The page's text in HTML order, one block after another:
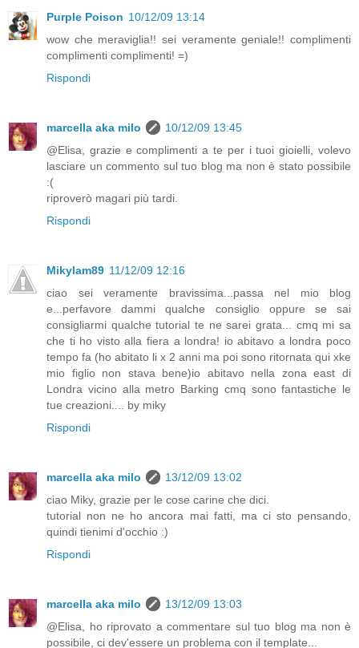
Purple Poison 10/12/09 13:14
wow che meraviglia!! sei veramente geniale!! complimenti
complimenti complimenti! =)
Rispondi
marcella aka milo
10/12/09 13:45
@Elisa, grazie e complimenti a te per i tuoi gioielli, volevo
lasciare un commento sul tuo blog ma non è stato possibile
:(
riproverò magari più tardi.
Rispondi
Mikylam89 11/12/09 12:16
ciao sei veramente bravissima...passa nel mio blog
e...perfavore dammi qualche consiglio oppure se sai
consigliarmi qualche tutorial te ne sarei grata... cmq mi sa
che ti ho visto alla fiera a londra! io abitavo a londra poco
tempo fa (ho abitato li x 2 anni ma poi sono ritornata qui xke
mio figlio non stava bene)io abitavo nella zona east di
Londra vicino alla metro Barking cmq sono fantastiche le
tue creazioni.... by miky
Rispondi
marcella aka milo
13/12/09 13:02
ciao Miky, grazie per le cose carine che dici.
tutorial non ne ho ancora mai fatti, ma ci sto pensando,
quindi tienimi d'occhio :)
Rispondi
marcella aka milo
13/12/09 13:03
@Elisa, ho riprovato a commentare sul tuo blog ma non è
possibile, ci dev'essere un problema con il template...